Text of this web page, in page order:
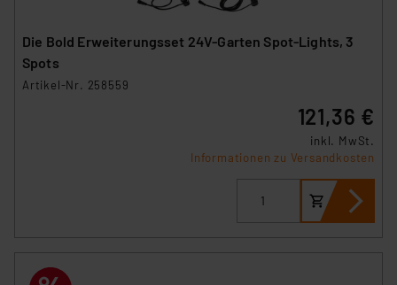
Die Bold Erweiterungsset 24V-Garten Spot-Lights, 3
Spots
Artikel-Nr. 258559
121,36 €
inkl. MwSt.
Informationen zu Versandkosten